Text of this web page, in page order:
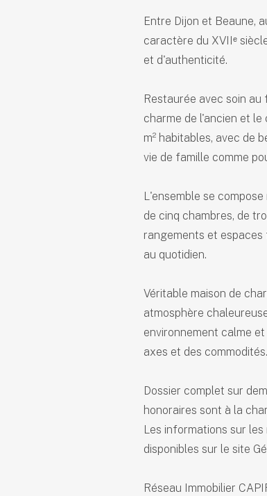
Entre Dijon et Beaune,
caractère du XVIIᵉ
et d'authenticité.
Restaurée avec soin
charme de l'ancien et
m² habitables, avec de
vie de famille comme
L'ensemble se
de cinq chambres, de
rangements et
au quotidien.
Véritable maison de
atmosphère
environnement calme
axes et des commodités.
Dossier complet sur
honoraires sont à la
Les informations sur
disponibles sur le site
Réseau Immobilier